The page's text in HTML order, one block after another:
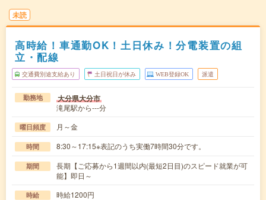
未読
高時給！車通勤OK！土日休み！分電装置の組
立・配線
交通費別途支給あり 土日祝日が休み WEB登録OK 派遣
勤務地 大分県大分市
滝尾駅から---分
曜日頻度 月～金
時間 8:30～17:15※表記のうち実働7時間30分です。
期間
長期【ご応募から1週間以内(最短2日目)のスピード就業が可
能】即日～
時給 時給1200円